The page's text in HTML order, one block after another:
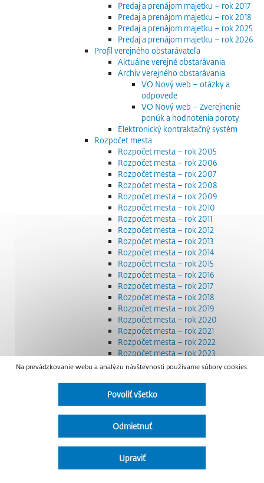
Predaj a prenájom majetku – rok 2017
Predaj a prenájom majetku – rok 2018
Predaj a prenájom majetku – rok 2025
Predaj a prenájom majetku – rok 2026
Profil verejného obstarávateľa
Aktuálne verejné obstarávania
Archív verejného obstarávania
VO Nový web – otázky a
odpovede
VO Nový web – Zverejnenie
ponúk a hodnotenia poroty
Elektronický kontraktačný systém
Rozpočet mesta
Rozpočet mesta – rok 2005
Rozpočet mesta – rok 2006
Rozpočet mesta – rok 2007
Rozpočet mesta – rok 2008
Rozpočet mesta – rok 2009
Rozpočet mesta – rok 2010
Rozpočet mesta – rok 2011
Rozpočet mesta – rok 2012
Rozpočet mesta – rok 2013
Rozpočet mesta – rok 2014
Rozpočet mesta – rok 2015
Rozpočet mesta – rok 2016
Rozpočet mesta – rok 2017
Rozpočet mesta – rok 2018
Rozpočet mesta – rok 2019
Rozpočet mesta – rok 2020
Rozpočet mesta – rok 2021
Rozpočet mesta – rok 2022
Rozpočet mesta – rok 2023
Rozpočet mesta – rok 2024
Smernice a dokumenty
Strategické dokumenty
Transparentnosť a výdavky na štátnu reklamu
Úradná tabuľa
Detail nariadenia
Zoznam daňových dlžníkov
Na prevádzkovanie webu a analýzu návštevnosti používame súbory cookies.
Povoliť všetko
Odmietnuť
Upraviť